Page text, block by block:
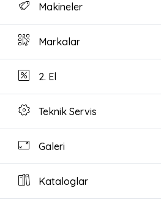
Makineler
Markalar
2. El
Teknik Servis
Galeri
Kataloglar